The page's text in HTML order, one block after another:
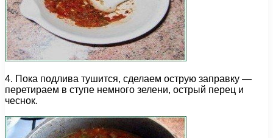
4. Пока подлива тушится, сделаем острую заправку —
перетираем в ступе немного зелени, острый перец и
чеснок.